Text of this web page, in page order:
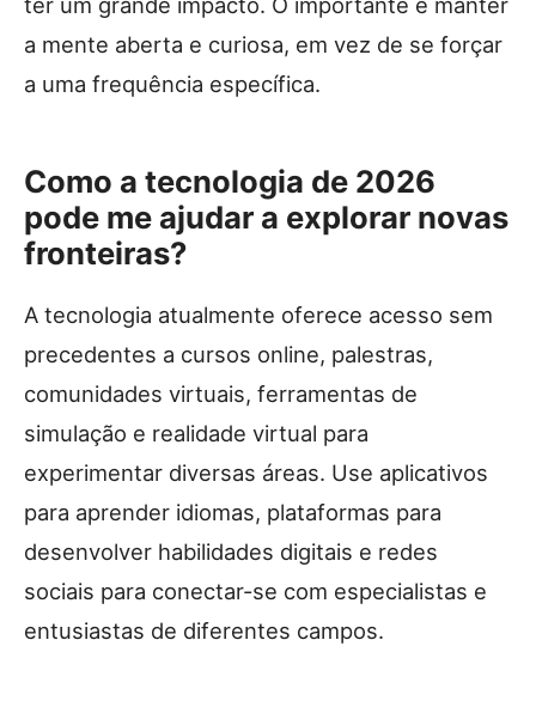
a mente aberta e curiosa, em vez de se forçar
a uma frequência específica.
Como a tecnologia de 2026
pode me ajudar a explorar novas
fronteiras?
A tecnologia atualmente oferece acesso sem
precedentes a cursos online, palestras,
comunidades virtuais, ferramentas de
simulação e realidade virtual para
experimentar diversas áreas. Use aplicativos
para aprender idiomas, plataformas para
desenvolver habilidades digitais e redes
sociais para conectar-se com especialistas e
entusiastas de diferentes campos.